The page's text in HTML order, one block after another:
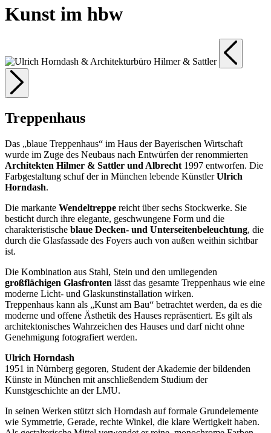
Kunst im hbw
Treppenhaus
Das „blaue Treppenhaus“ im Haus der Bayerischen Wirtschaft
wurde im Zuge des Neubaus nach Entwürfen der renommierten
Architekten Hilmer & Sattler und Albrecht 1997 entworfen. Die
Farbgestaltung schuf der in München lebende KünstlerUlrich
Horndash.
Die markante Wendeltreppe reicht über sechs Stockwerke. Sie
besticht durch ihre elegante, geschwungene Form und die
charakteristische blaue Decken- und Unterseitenbeleuchtung, die
durch die Glasfassade des Foyers auch von außen weithin sichtbar
ist.
Die Kombination aus Stahl, Stein und den umliegenden
großflächigen Glasfronten lässt das gesamte Treppenhaus wie eine
moderne Licht- und Glaskunstinstallation wirken.
Treppenhaus kann als „Kunst am Bau“ betrachtet werden, da es die
moderne und offene Ästhetik des Hauses repräsentiert. Es gilt als
architektonisches Wahrzeichen des Hauses und darf nicht ohne
Genehmigung fotografiert werden.
Ulrich Horndash
1951 in Nürnberg gegoren, Student der Akademie der bildenden
Künste in München mit anschließendem Studium der
Kunstgeschichte an der LMU.
In seinen Werken stützt sich Horndash auf formale Grundelemente
wie Symmetrie, Gerade, rechte Winkel, die klare Wertigkeit haben.